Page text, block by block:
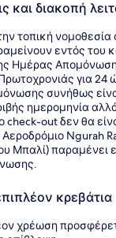
και διακοπή
τοπική νομοθεσία
εντός του
Ημέρας
για 24
συνήθως
ημερομηνία
check-out δεν θα
Ngurah
Μπαλί) παραμένει
κρεβάτια
χρέωση